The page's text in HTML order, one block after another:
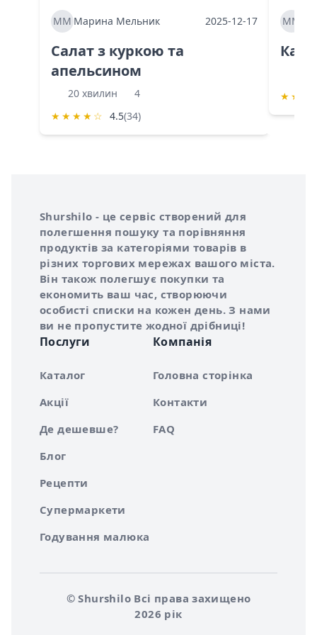
ММ Марина Мельник 2025-12-17
Салат з куркою та
апельсином
20 хвилин
4
★ ★ ★ ★ ☆ 4.5(34)
ММ
★ ★
Про сервіс Shurshilo
Shurshilo - це сервіс створений для
полегшення пошуку та порівняння
продуктів за категоріями товарів в
різних торгових мережах вашого міста.
Він також полегшує покупки та
економить ваш час, створюючи
особисті списки на кожен день. З нами
ви не пропустите жодної дрібниці!
Послуги
Каталог
Акції
Де дешевше?
Блог
Рецепти
Супермаркети
Годування малюка
Компанія
Головна сторінка
Контакти
FAQ
© Shurshilo Всі права захищено
2026 рік